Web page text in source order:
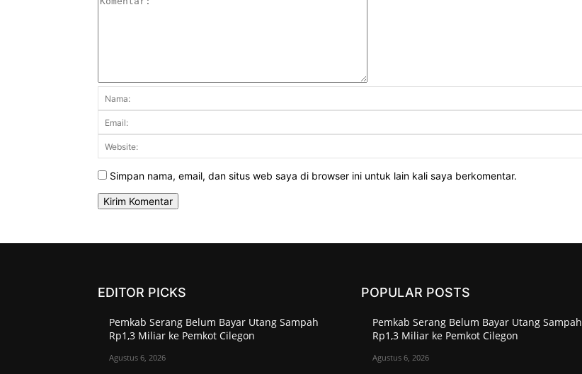
Simpan nama, email, dan situs web saya di browser ini untuk lain kali saya berkomentar.
EDITOR PICKS
Pemkab Serang Belum Bayar Utang Sampah
Rp1,3 Miliar ke Pemkot Cilegon
Agustus 6, 2026
POPULAR POSTS
Pemkab Serang Belum Bayar Utang Sampah
Rp1,3 Miliar ke Pemkot Cilegon
Agustus 6, 2026